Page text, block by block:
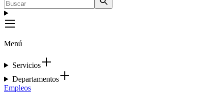
Menú
Servicios
Departamentos
Empleos